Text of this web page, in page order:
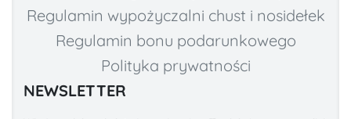
Regulamin wypożyczalni chust i nosidełek
Regulamin bonu podarunkowego
Polityka prywatności
NEWSLETTER